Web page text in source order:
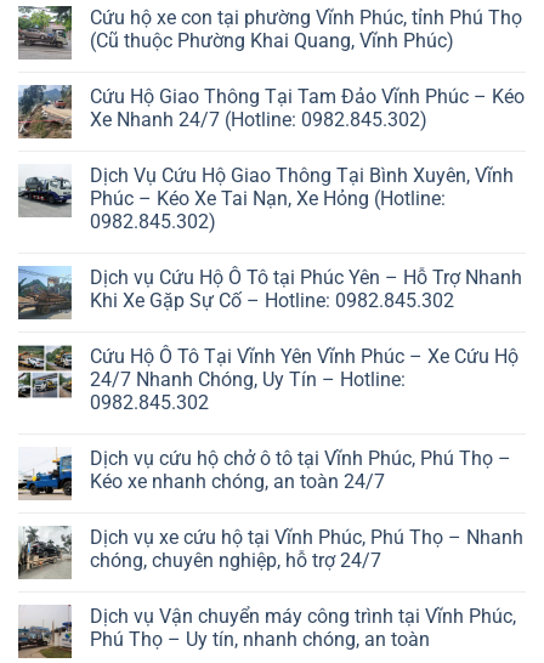
Cứu hộ xe con tại phường Vĩnh Phúc, tỉnh Phú Thọ
(Cũ thuộc Phường Khai Quang, Vĩnh Phúc)
Cứu Hộ Giao Thông Tại Tam Đảo Vĩnh Phúc – Kéo
Xe Nhanh 24/7 (Hotline: 0982.845.302)
Dịch Vụ Cứu Hộ Giao Thông Tại Bình Xuyên, Vĩnh
Phúc – Kéo Xe Tai Nạn, Xe Hỏng (Hotline:
0982.845.302)
Dịch vụ Cứu Hộ Ô Tô tại Phúc Yên – Hỗ Trợ Nhanh
Khi Xe Gặp Sự Cố – Hotline: 0982.845.302
Cứu Hộ Ô Tô Tại Vĩnh Yên Vĩnh Phúc – Xe Cứu Hộ
24/7 Nhanh Chóng, Uy Tín – Hotline:
0982.845.302
Dịch vụ cứu hộ chở ô tô tại Vĩnh Phúc, Phú Thọ –
Kéo xe nhanh chóng, an toàn 24/7
Dịch vụ xe cứu hộ tại Vĩnh Phúc, Phú Thọ – Nhanh
chóng, chuyên nghiệp, hỗ trợ 24/7
Dịch vụ Vận chuyển máy công trình tại Vĩnh Phúc,
Phú Thọ – Uy tín, nhanh chóng, an toàn